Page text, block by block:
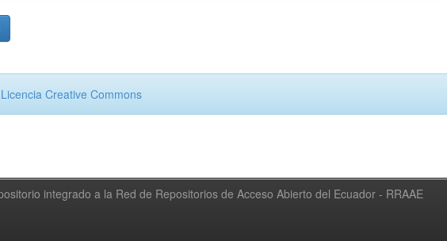
Licencia Creative Commons
integrado a la Red de Repositorios de Acceso Abierto del Ecuador - RRAAE